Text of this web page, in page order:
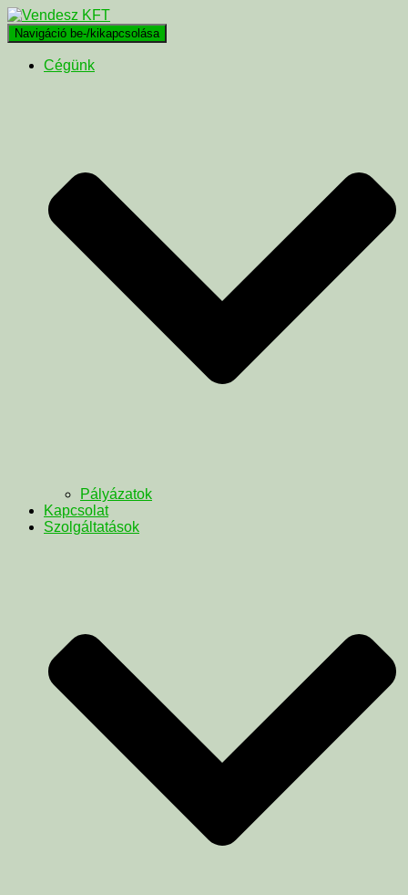
Navigáció be-/kikapcsolása
Cégünk
Pályázatok
Kapcsolat
Szolgáltatások